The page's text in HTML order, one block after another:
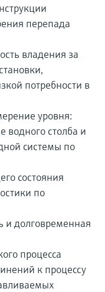
перепада
владения за
потребности в
уровня:
водного столба и
системы по
состояния
по
и долговременная
процесса
к процессу